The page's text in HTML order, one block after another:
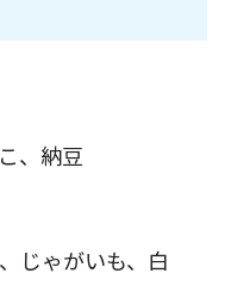
、納豆
じゃがいも、白